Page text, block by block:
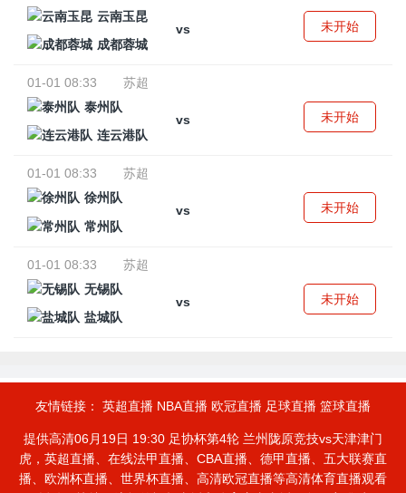
云南玉昆
vs
成都蓉城
未开始
01-01 08:33
苏超
泰州队
vs
连云港队
未开始
01-01 08:33
苏超
徐州队
vs
常州队
未开始
01-01 08:33
苏超
无锡队
vs
盐城队
未开始
友情链接： 英超直播 NBA直播 欧冠直播 足球直播 篮球直播
提供高清06月19日 19:30 足协杯第4轮 兰州陇原竞技vs天津津门
虎，英超直播、在线法甲直播、CBA直播、德甲直播、五大联赛直
播、欧洲杯直播、世界杯直播、高清欧冠直播等高清体育直播观看